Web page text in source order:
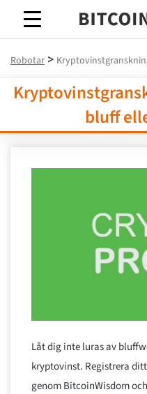
Robotar >
bluff
Låt dig inte luras av
kryptovinst. Registrera
genom BitcoinWisdom